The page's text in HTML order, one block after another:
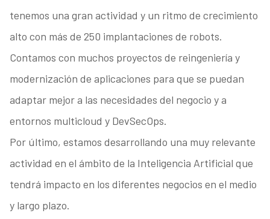
tenemos una gran actividad y un ritmo de crecimiento
alto con más de 250 implantaciones de robots.
Contamos con muchos proyectos de reingeniería y
modernización de aplicaciones para que se puedan
adaptar mejor a las necesidades del negocio y a
entornos multicloud y DevSecOps.
Por último, estamos desarrollando una muy relevante
actividad en el ámbito de la Inteligencia Artificial que
tendrá impacto en los diferentes negocios en el medio
y largo plazo.